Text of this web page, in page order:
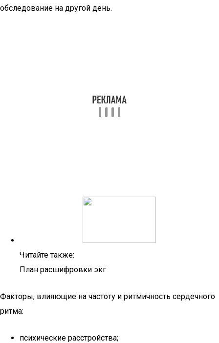
обследование на другой день.
Читайте также:
План расшифровки экг
Факторы, влияющие на частоту и ритмичность сердечного
ритма:
психические расстройства;